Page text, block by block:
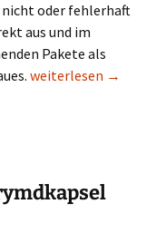
oder fehlerhaft
aus und im
Pakete als
Linux und
weiterlesen →